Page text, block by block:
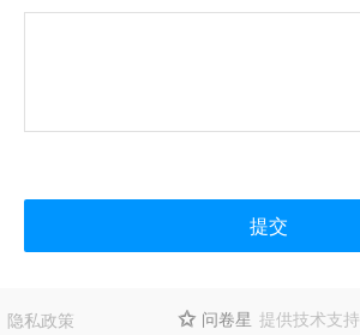
提交
隐私政策  问卷星 提供技术支持